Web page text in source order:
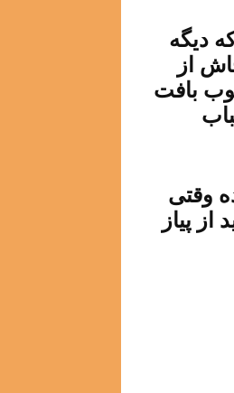
دیگه
از
بافت
وقتی
پیاز